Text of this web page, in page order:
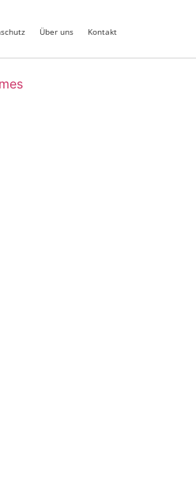
Über uns Kontakt